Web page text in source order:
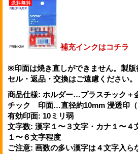
補充インクはコチラ
※印面は焼き直しができません。製
セル・返品・交換はご遠慮ください。
商品仕様: ホルダー…プラスチック
チック 印面…直径約10mm 浸透印（
有効印面: 10ミリ弱
文字数: 漢字１〜３文字・カナ１〜４
１〜６文字程度
ご注意: 画数の多い漢字は４文字入ら